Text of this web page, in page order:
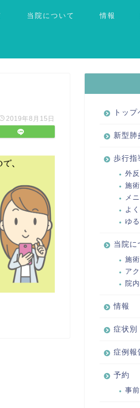
当院について 情報
2019年8月15日
トッ
新型肺
歩行指
外
施
メ
よ
ゆ
当院に
施
ア
院
情報
症状別
症例報
予約
事